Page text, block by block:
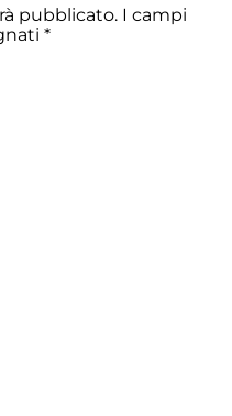
pubblicato. I campi
*